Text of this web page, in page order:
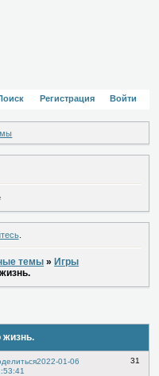
Регистрация Войти
.
темы »Игры
жизнь.
31
2022-01-06